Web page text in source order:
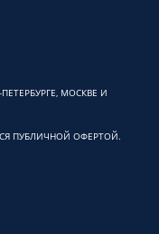
МОСКВЕ И
ПУБЛИЧНОЙ ОФЕРТОЙ.